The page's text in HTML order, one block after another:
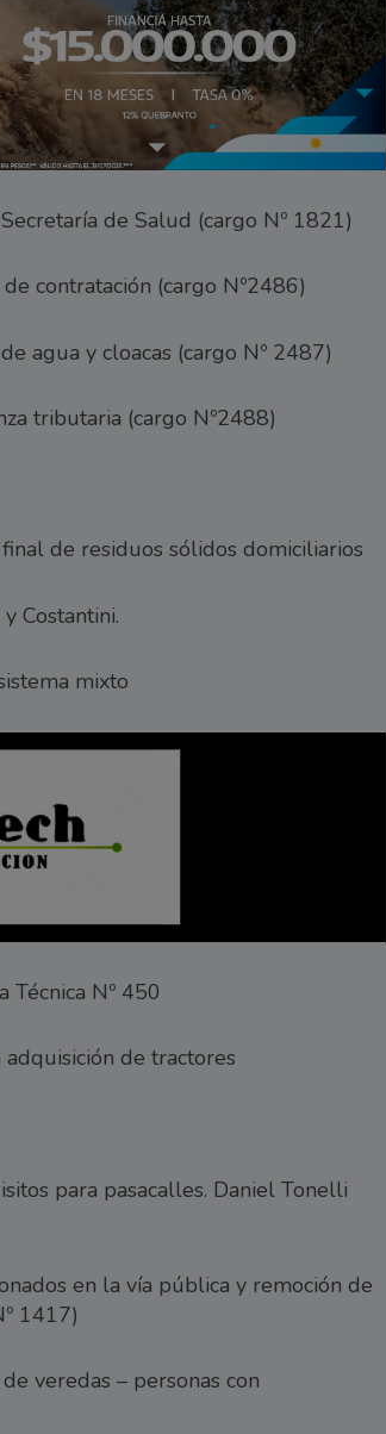
de Salud (cargo Nº 1821)
contratación (cargo Nº2486)
agua y cloacas (cargo Nº 2487)
tributaria (cargo Nº2488)
de residuos sólidos domiciliarios
Costantini.
mixto
Técnica Nº 450
de tractores
para pasacalles. Daniel Tonelli
en la vía pública y remoción de
1417)
veredas – personas con